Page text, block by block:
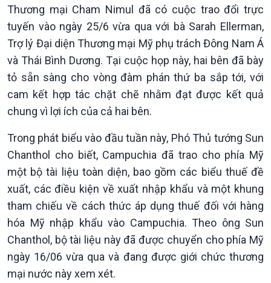
Xây dựng đảng
Đảng trong cuộc sống
Nhận diện sự thật
Pháp luật và đời sống
Thế giới & Việt Nam
Biên cương - Một dải vững
Tin Kinh tế
Trước giờ mở cửa
Dòng chảy Kinh tế
Sức sống hàng Việt
Nông nghiệp & Biển đảo
Tin Nông nghiệp & Biển
đảo
Mùa vàng
Thương mại Cham Nimul đã có cuộc trao đổi trực
tuyến vào ngày 25/6 vừa qua với bà Sarah Ellerman,
Trợ lý Đại diện Thương mại Mỹ phụ trách Đông Nam Á
và Thái Bình Dương. Tại cuộc họp này, hai bên đã bày
tỏ sẵn sàng cho vòng đàm phán thứ ba sắp tới, với
cam kết hợp tác chặt chẽ nhằm đạt được kết quả
chung vì lợi ích của cả hai bên.
Trong phát biểu vào đầu tuần này, Phó Thủ tướng Sun
Chanthol cho biết, Campuchia đã trao cho phía Mỹ
một bộ tài liệu toàn diện, bao gồm các biểu thuế đề
xuất, các điều kiện về xuất nhập khẩu và một khung
tham chiếu về cách thức áp dụng thuế đối với hàng
hóa Mỹ nhập khẩu vào Campuchia. Theo ông Sun
Chanthol, bộ tài liệu này đã được chuyển cho phía Mỹ
ngày 16/06 vừa qua và đang được giới chức thương
mại nước này xem xét.